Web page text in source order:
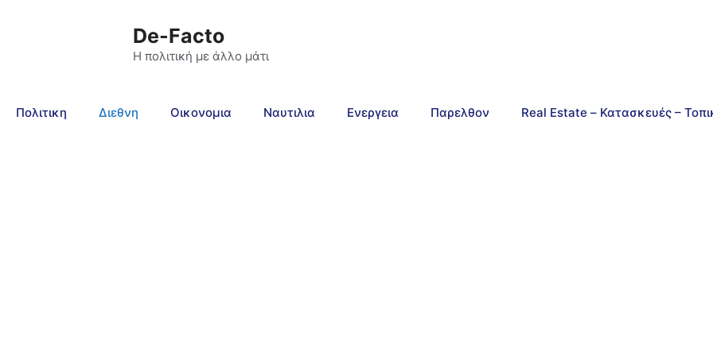
De-Facto
Η πολιτική με άλλο μάτι
Πολιτικη Διεθνη Οικονομια Ναυτιλια Ενεργεια Παρελθον Real Estate – Κατασκευές –